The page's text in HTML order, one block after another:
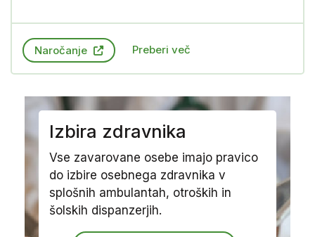
Naročanje Preberi več
Izbira zdravnika
Vse zavarovane osebe imajo pravico
do izbire osebnega zdravnika v
splošnih ambulantah, otroških in
šolskih dispanzerjih.